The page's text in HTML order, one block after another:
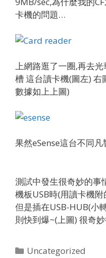
卡機的問題…
上網路逛了一圈,再去
槽 這台讀卡機(圖左)
數據如上上圖)
果然eSense這台不同
測試中發生很奇妙的事
機板USB時(用讀卡機
但是插在USB-HUB(小
則快到爆~(上圖) 很奇
Categories
Uncategorized